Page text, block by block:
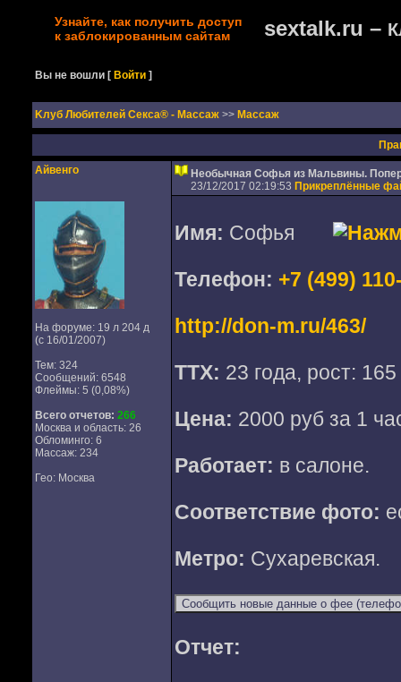
Узнайте, как получить доступ
к заблокированным сайтам
sextalk.ru –
Вы не вошли [Войти ]
Kлуб Любителей Секса® - Массаж >> Массаж
Айвенго
На форуме: 19 л 204 д
(с 16/01/2007)
Тем: 324
Сообщений: 6548
Флеймы: 5 (0,08%)
Всего отчетов: 266
Москва и область: 26
Обломинго: 6
Массаж: 234
Гео: Москва
Необычная Софья из Мальвины.
23/12/2017 02:19:53 Прикреплённые
Имя: Софья
Телефон: +7 (499)
http://don-m.ru/463/
ТТХ: 23 года, рост:
Цена: 2000 руб за 1
Работает: в салоне.
Соответствие фото:
Метро: Сухаревская.
Отчет: